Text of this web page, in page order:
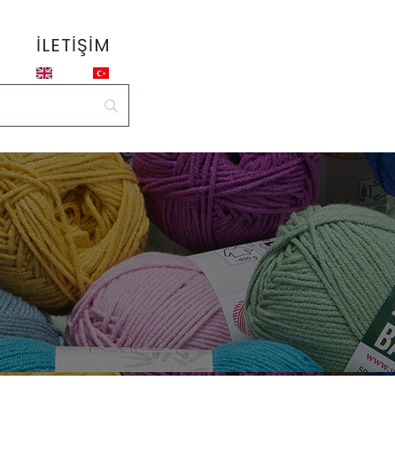
İLETIŞIM